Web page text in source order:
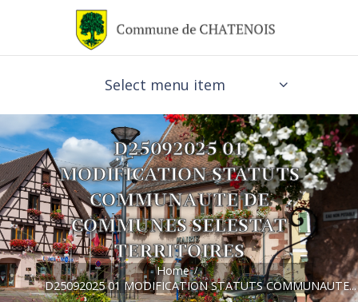
Select menu item
D25092025 01
MODIFICATION STATUTS
COMMUNAUTE DE
COMMUNES SELESTAT
TERRITOIRES
Home
D25092025 01 MODIFICATION STATUTS COMMUNAUTE...